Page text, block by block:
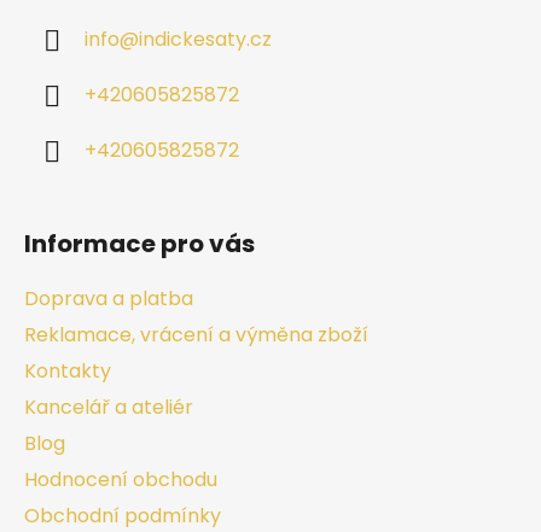
info@indickesaty.cz
+420605825872
+420605825872
Informace pro vás
Doprava a platba
Reklamace, vrácení a výměna zboží
Kontakty
Kancelář a ateliér
Blog
Hodnocení obchodu
Obchodní podmínky